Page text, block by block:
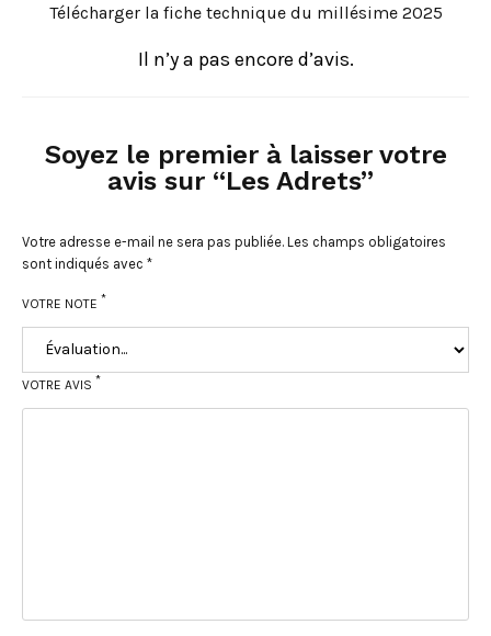
Télécharger la fiche technique du millésime 2025
Il n’y a pas encore d’avis.
Soyez le premier à laisser votre
avis sur “Les Adrets”
Votre adresse e-mail ne sera pas publiée. Les champs obligatoires
sont indiqués avec *
VOTRE NOTE *
VOTRE AVIS *